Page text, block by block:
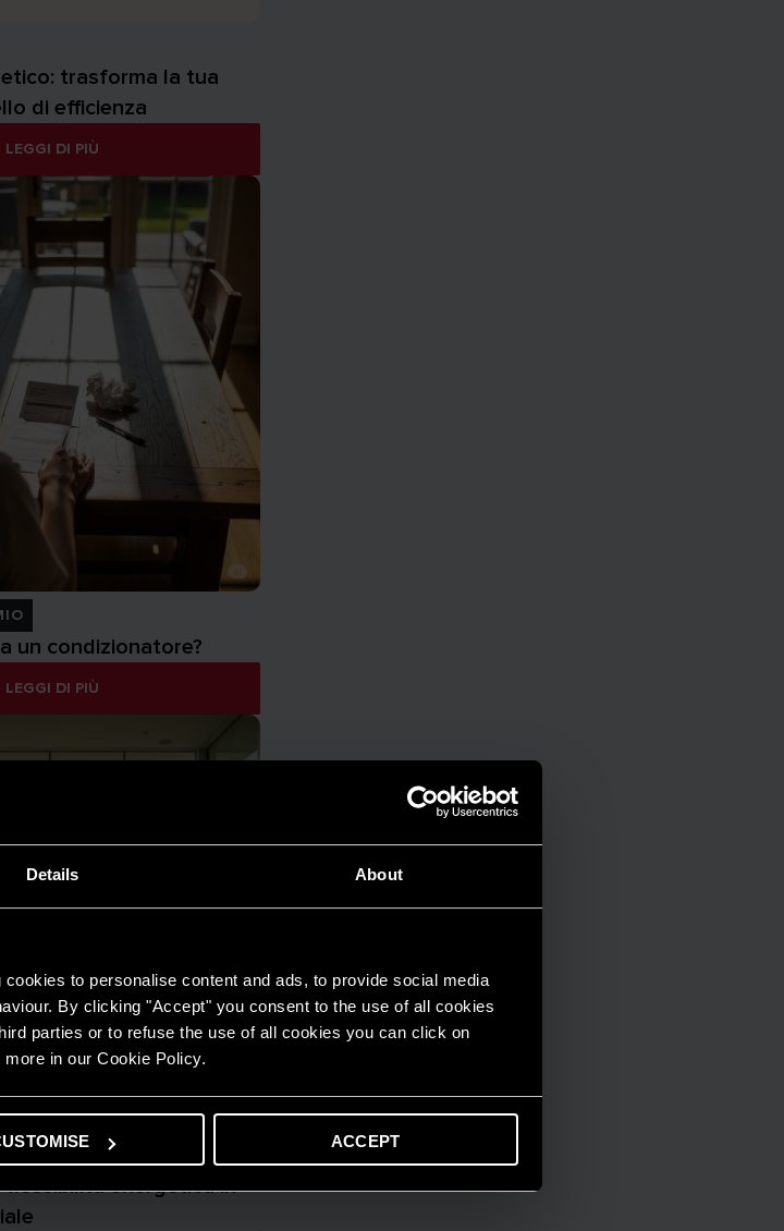
Details About
to personalise content and ads, to provide social media
By clicking "Accept" you consent to the use of all cookies
parties or to refuse the use of all cookies you can click on
in our Cookie Policy.
ACCEPT
trasforma la tua
di efficienza
LEGGI DI PIÙ
un condizionatore?
LEGGI DI PIÙ
flessibilità energetica in